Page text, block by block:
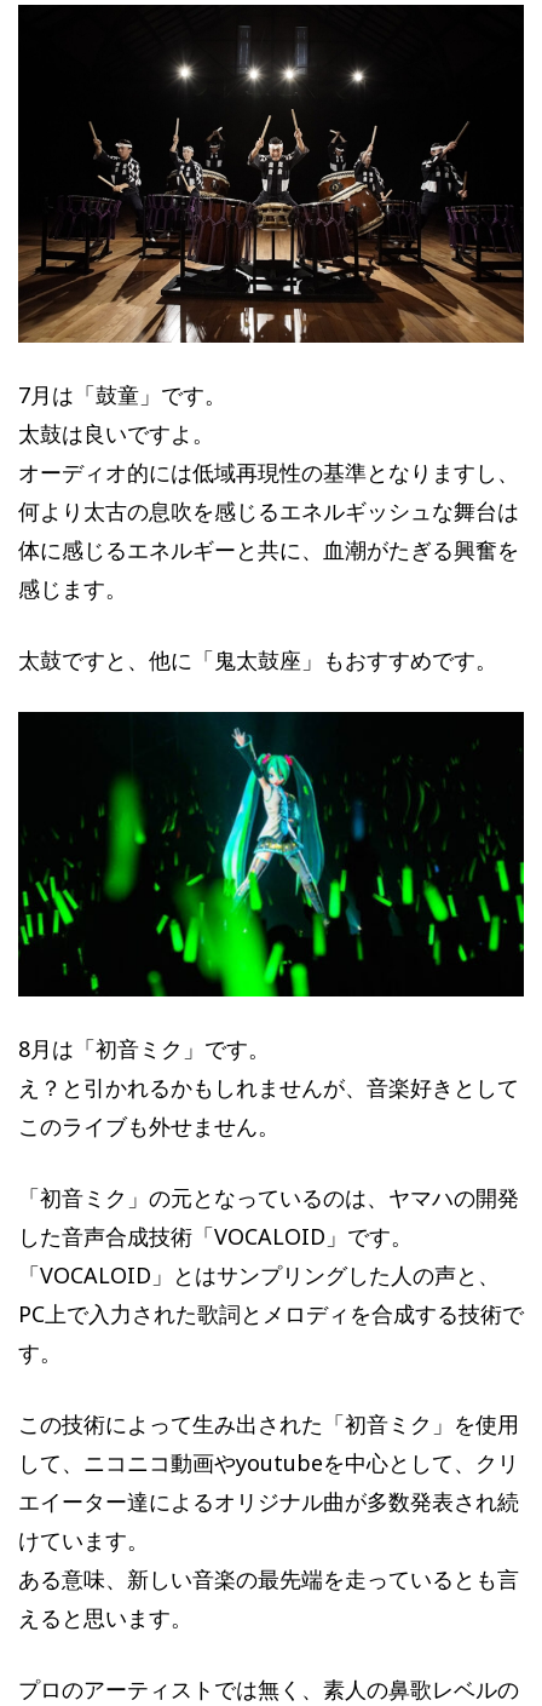
7月は「鼓童」です。
太鼓は良いですよ。
オーディオ的には低域再現性の基準となりますし、
何より太古の息吹を感じるエネルギッシュな舞台は
体に感じるエネルギーと共に、血潮がたぎる興奮を
感じます。
太鼓ですと、他に「鬼太鼓座」もおすすめです。
8月は「初音ミク」です。
え？と引かれるかもしれませんが、音楽好きとして
このライブも外せません。
「初音ミク」の元となっているのは、ヤマハの開発
した音声合成技術「VOCALOID」です。
「VOCALOID」とはサンプリングした人の声と、
PC上で入力された歌詞とメロディを合成する技術で
す。
この技術によって生み出された「初音ミク」を使用
して、ニコニコ動画やyoutubeを中心として、クリ
エイーター達によるオリジナル曲が多数発表され続
けています。
ある意味、新しい音楽の最先端を走っているとも言
えると思います。
プロのアーティストでは無く、素人の鼻歌レベルの